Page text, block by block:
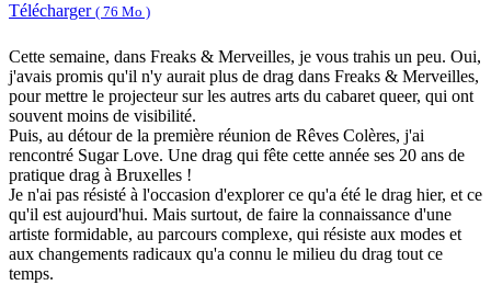
Télécharger ( 76 Mo )
Cette semaine, dans Freaks & Merveilles, je vous trahis un peu. Oui,
j'avais promis qu'il n'y aurait plus de drag dans Freaks & Merveilles,
pour mettre le projecteur sur les autres arts du cabaret queer, qui ont
souvent moins de visibilité.
Puis, au détour de la première réunion de Rêves Colères, j'ai
rencontré Sugar Love. Une drag qui fête cette année ses 20 ans de
pratique drag à Bruxelles !
Je n'ai pas résisté à l'occasion d'explorer ce qu'a été le drag hier, et ce
qu'il est aujourd'hui. Mais surtout, de faire la connaissance d'une
artiste formidable, au parcours complexe, qui résiste aux modes et
aux changements radicaux qu'a connu le milieu du drag tout ce
temps.